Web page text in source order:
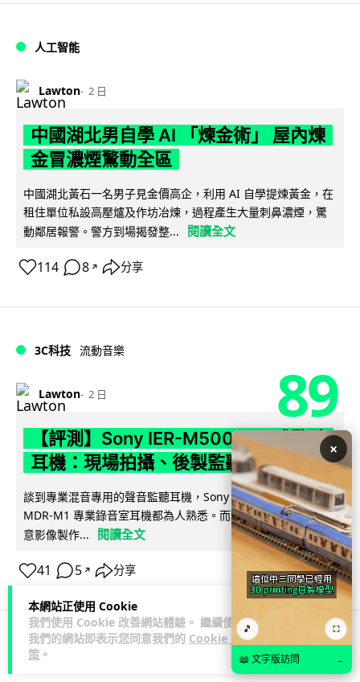
本網站正使用 Cookie
我們使用 Cookie 改善網站體驗。 繼續使用
我們的網站即表示您同意我們的 Cookie 政
策 。
人工智能
Lawton 2 日
中國湖北男自學 AI 「煉金術」 屋內煉
金冒濃煙驚動全區
中國湖北黃石一名男子見金價高企，利用 AI 自學提煉黃金，在
租住單位私設高壓爐及作坊冶煉，過程產生大量刺鼻濃煙，驚
動鄰居報警。警方到場揭發整...
閱讀全文
114 8 ↗ 分享
3C科技 流動音樂
Lawton 2 日 89
【評測】Sony IER-M500 入耳式監聽
耳機：現場拍攝、後製監聽與人聲利器
談到專業混音專用的聲音監聽耳機，Sony 經典 MDR-7506 到
MDR-M1 專業錄音室耳機都為人熟悉。而現在舞台製作者與創
意影像製作...
閱讀全文
41 5 ↗ 分享
科技娛樂
×
🎵 ⛶
📖 文字版訪問 →